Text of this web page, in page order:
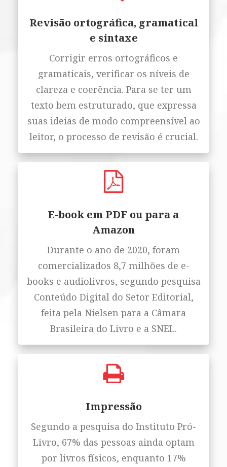
Revisão ortográfica, gramatical
e sintaxe
Corrigir erros ortográficos e
gramaticais, verificar os níveis de
clareza e coerência. Para se ter um
texto bem estruturado, que expressa
suas ideias de modo compreensível ao
leitor, o processo de revisão é crucial.
E-book em PDF ou para a
Amazon
Durante o ano de 2020, foram
comercializados 8,7 milhões de e-
books e audiolivros, segundo pesquisa
Conteúdo Digital do Setor Editorial,
feita pela Nielsen para a Câmara
Brasileira do Livro e a SNEL.
Impressão
Segundo a pesquisa do Instituto Pró-
Livro, 67% das pessoas ainda optam
por livros físicos, enquanto 17%